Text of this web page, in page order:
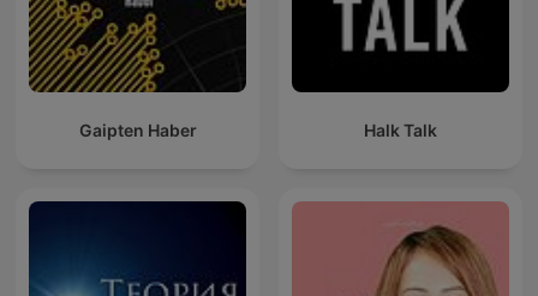
Gaipten Haber Halk Talk